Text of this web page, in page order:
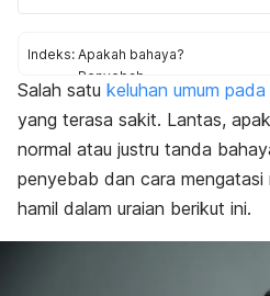
Indeks: Apakah bahaya?
Penyebab
Cara mengatasi
Salah satu keluhan umum pada
yang terasa sakit. Lantas,
normal atau justru tanda
penyebab dan cara
hamil dalam uraian berikut ini.